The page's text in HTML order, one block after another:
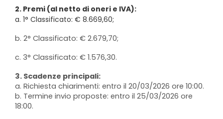
2. Premi (al netto di oneri e IVA):
a. 1° Classificato: € 8.669,60;
b. 2° Classificato: € 2.679,70;
c. 3° Classificato: € 1.576,30.
3. Scadenze principali:
a. Richiesta chiarimenti: entro il 20/03/2026 ore 10:00.
b. Termine invio proposte: entro il 25/03/2026 ore
18:00.